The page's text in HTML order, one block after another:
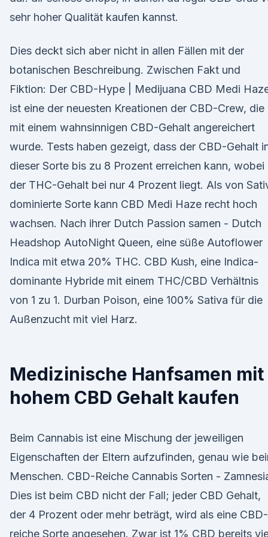
sehr hoher Qualität kaufen kannst.
Dies deckt sich aber nicht in allen Fällen mit der
botanischen Beschreibung. Zwischen Fakt und
Fiktion: Der CBD-Hype | Medijuana CBD Medi
ist eine der neuesten Kreationen der CBD-Crew, die
mit einem wahnsinnigen CBD-Gehalt angereichert
wurde. Tests haben gezeigt, dass der CBD-Gehalt
dieser Sorte bis zu 8 Prozent erreichen kann, wobei
der THC-Gehalt bei nur 4 Prozent liegt. Als von
dominierte Sorte kann CBD Medi Haze recht hoch
wachsen. Nach ihrer Dutch Passion samen - Dutch
Headshop AutoNight Queen, eine süße Autoflower
Indica mit etwa 20% THC. CBD Kush, eine Indica-
dominante Hybride mit einem THC/CBD Verhältnis
von 1 zu 1. Durban Poison, eine 100% Sativa für die
Außenzucht mit viel Harz.
Medizinische Hanfsamen mit
hohem CBD Gehalt kaufen
Beim Cannabis ist eine Mischung der jeweiligen
Eigenschaften der Eltern aufzufinden, genau wie
Menschen. CBD-Reiche Cannabis Sorten -
Dies ist beim CBD nicht der Fall; jeder CBD Gehalt,
der 4 Prozent oder mehr beträgt, wird als eine CBD-
reiche Sorte angesehen. Zwar ist 1% CBD bereits